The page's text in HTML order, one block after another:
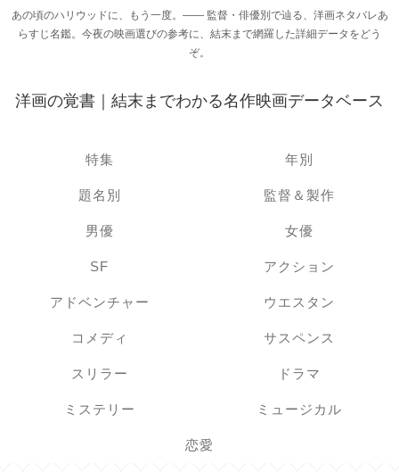
あの頃のハリウッドに、もう一度。―― 監督・俳優別で辿る、洋画ネタバレあ
らすじ名鑑。今夜の映画選びの参考に、結末まで網羅した詳細データをどう
ぞ。
洋画の覚書｜結末までわかる名作映画データベース
特集 年別
題名別 監督＆製作
男優 女優
SF アクション
アドベンチャー ウエスタン
コメディ サスペンス
スリラー ドラマ
ミステリー ミュージカル
恋愛